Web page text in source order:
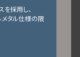
を採用し、
メタル仕様の限